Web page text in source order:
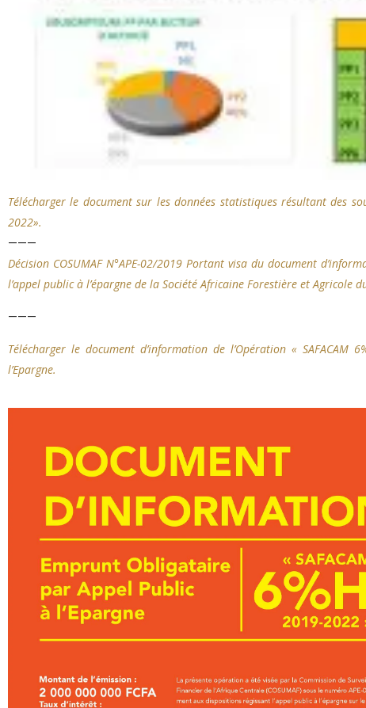
Télécharger le document sur les données statistiques résultant des
2022».
———
Décision COSUMAF N°APE-02/2019 Portant visa du document
l’appel public à l’épargne de la Société Africaine Forestière et Agricole
———
Télécharger le document d’information de l’Opération «
l’Epargne.